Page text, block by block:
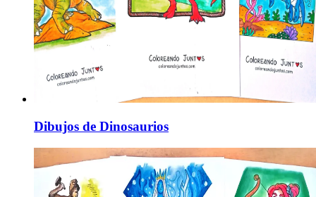
Dibujos de Dinosaurios